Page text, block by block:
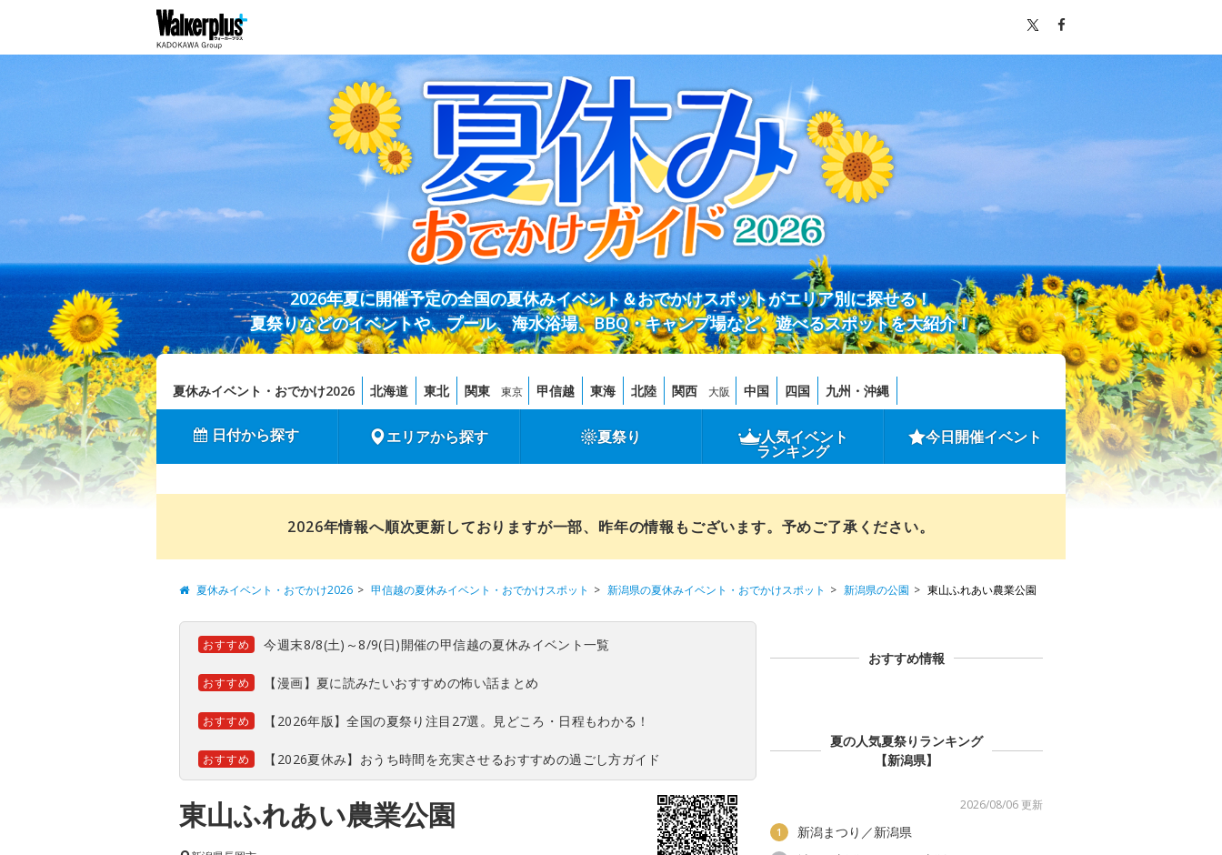
2026年夏に開催予定の全国の夏休みイベント＆おでかけスポットがエリア別に探せる！
夏祭りなどのイベントや、プール、海水浴場、BBQ・キャンプ場など、遊べるスポットを大紹介！
夏休みイベント・おでかけ2026 北海道 東北 関東 東京 甲信越 東海 北陸 関西 大阪 中国 四国 九州・沖縄
日付から探す エリアから探す 夏祭り 人気イベント
ランキング
今日開催イベント
2026年情報へ順次更新しておりますが一部、昨年の情報もございます。予めご了承ください。
夏休みイベント・おでかけ2026 甲信越の夏休みイベント・おでかけスポット 新潟県の夏休みイベント・おでかけスポット 新潟県の公園 東山ふれあい農業公園
おすすめ 今週末8/8(土)～8/9(日)開催の甲信越の夏休みイベント一覧
おすすめ 【漫画】夏に読みたいおすすめの怖い話まとめ
おすすめ 【2026年版】全国の夏祭り注目27選。見どころ・日程もわかる！
おすすめ 【2026夏休み】おうち時間を充実させるおすすめの過ごし方ガイド
東山ふれあい農業公園
おすすめ情報
夏の人気夏祭りランキング
【新潟県】
2026/08/06 更新
1 新潟まつり／新潟県